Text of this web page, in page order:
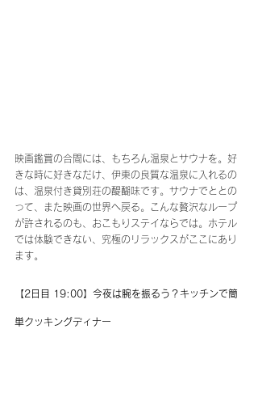
映画鑑賞の合間には、もちろん温泉とサウナを。好
きな時に好きなだけ、伊東の良質な温泉に入れるの
は、温泉付き貸別荘の醍醐味です。サウナでととの
って、また映画の世界へ戻る。こんな贅沢なループ
が許されるのも、おこもりステイならでは。ホテル
では体験できない、究極のリラックスがここにあり
ます。
【2日目 19:00】今夜は腕を振るう？キッチンで簡
単クッキングディナー